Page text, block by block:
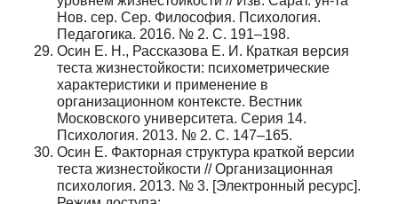
Нов. сер. Сер. Философия. Психология.
Педагогика. 2016. № 2. С. 191–198.
Осин Е. Н., Рассказова Е. И. Краткая версия
теста жизнестойкости: психометрические
характеристики и применение в
организационном контексте. Вестник
Московского университета. Серия 14.
Психология. 2013. № 2. С. 147–165.
Осин Е. Факторная структура краткой версии
теста жизнестойкости // Организационная
психология. 2013. № 3. [Электронный ресурс].